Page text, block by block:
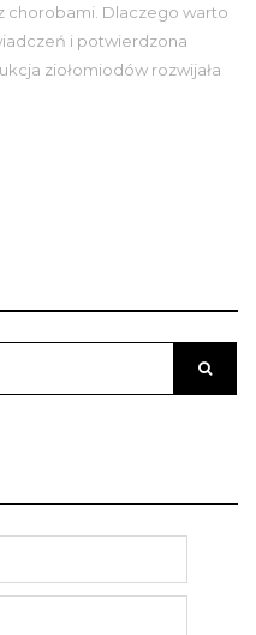
chorobami. Dlaczego warto
i potwierdzona
ziołomiodów rozwijała